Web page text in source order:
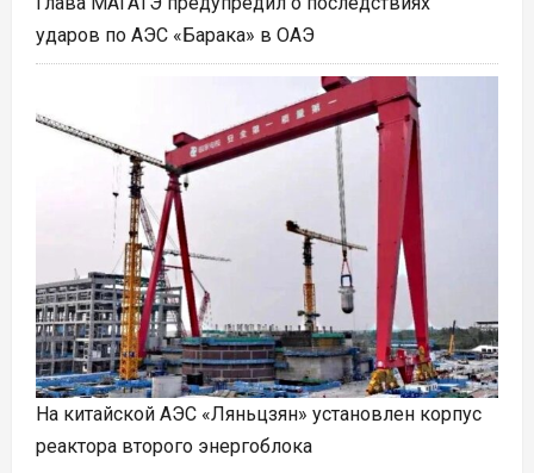
ударов по АЭС «Барака» в ОАЭ
На китайской АЭС «Ляньцзян» установлен корпус
реактора второго энергоблока